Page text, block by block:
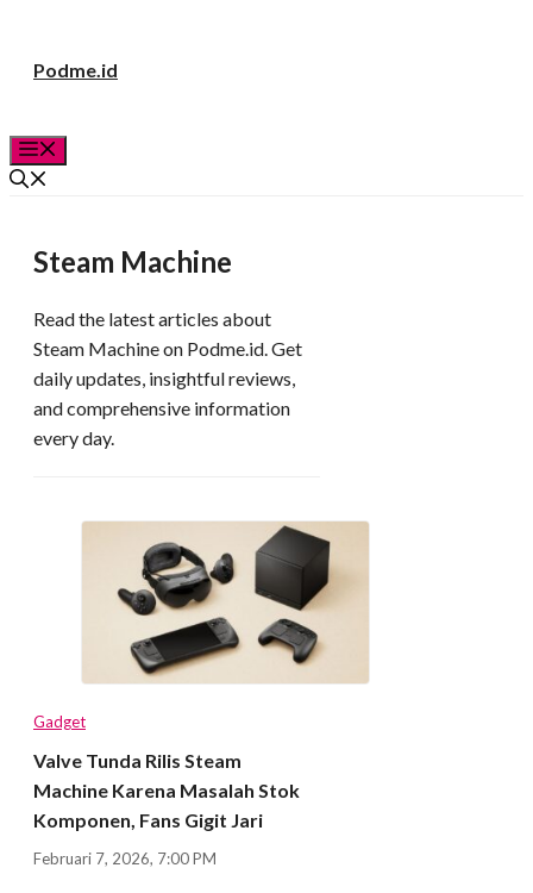
Podme.id
Steam Machine
Read the latest articles about
Steam Machine on Podme.id. Get
daily updates, insightful reviews,
and comprehensive information
every day.
Gadget
Valve Tunda Rilis Steam
Machine Karena Masalah Stok
Komponen, Fans Gigit Jari
Februari 7, 2026, 7:00 PM